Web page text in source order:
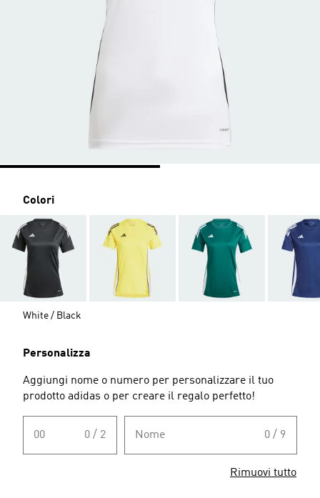
Colori
White / Black
Personalizza
Aggiungi nome o numero per personalizzare il tuo
prodotto adidas o per creare il regalo perfetto!
00 0 / 2 Nome 0 / 9
Rimuovi tutto